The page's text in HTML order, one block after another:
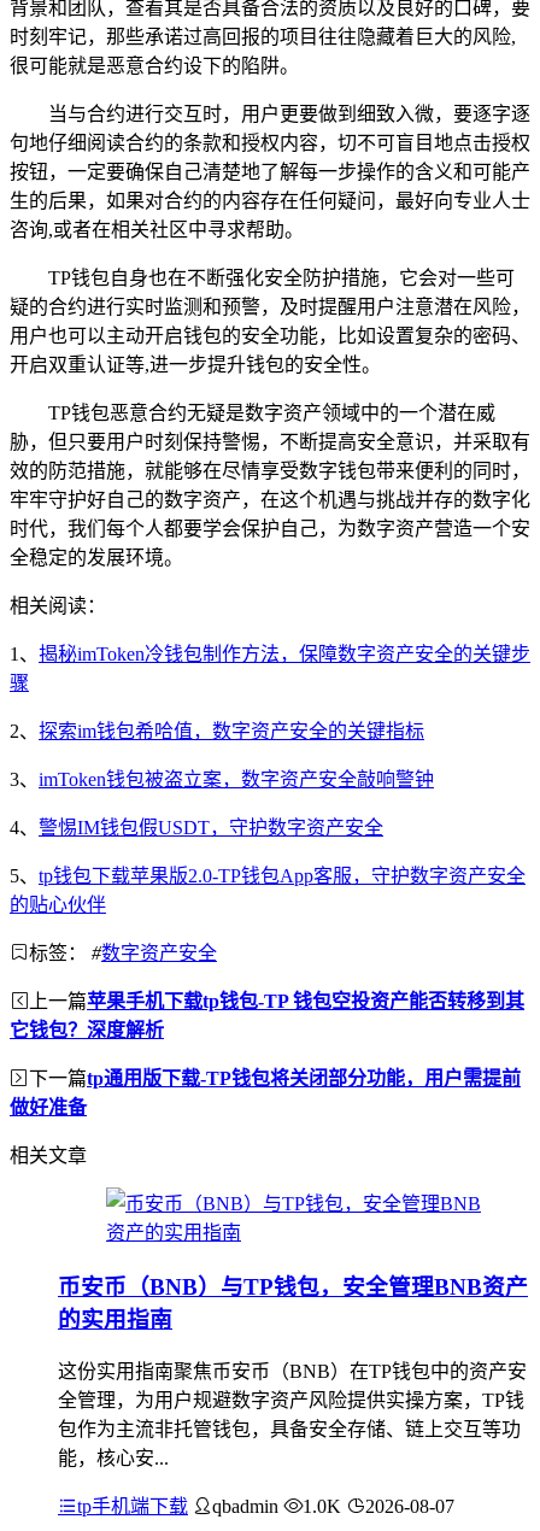
背景和团队，查看其是否具备合法的资质以及良好的口碑，要
时刻牢记，那些承诺过高回报的项目往往隐藏着巨大的风险,
很可能就是恶意合约设下的陷阱。
当与合约进行交互时，用户更要做到细致入微，要逐字逐
句地仔细阅读合约的条款和授权内容，切不可盲目地点击授权
按钮，一定要确保自己清楚地了解每一步操作的含义和可能产
生的后果，如果对合约的内容存在任何疑问，最好向专业人士
咨询,或者在相关社区中寻求帮助。
TP钱包自身也在不断强化安全防护措施，它会对一些可
疑的合约进行实时监测和预警，及时提醒用户注意潜在风险，
用户也可以主动开启钱包的安全功能，比如设置复杂的密码、
开启双重认证等,进一步提升钱包的安全性。
TP钱包恶意合约无疑是数字资产领域中的一个潜在威
胁，但只要用户时刻保持警惕，不断提高安全意识，并采取有
效的防范措施，就能够在尽情享受数字钱包带来便利的同时，
牢牢守护好自己的数字资产，在这个机遇与挑战并存的数字化
时代，我们每个人都要学会保护自己，为数字资产营造一个安
全稳定的发展环境。
相关阅读：
1、 揭秘imToken冷钱包制作方法，保障数字资产安全的关键步
骤
2、 探索im钱包希哈值，数字资产安全的关键指标
3、 imToken钱包被盗立案，数字资产安全敲响警钟
4、 警惕IM钱包假USDT，守护数字资产安全
5、 tp钱包下载苹果版2.0-TP钱包App客服，守护数字资产安全
的贴心伙伴
标签： #数字资产安全
上一篇苹果手机下载tp钱包-TP 钱包空投资产能否转移到其
它钱包？深度解析
下一篇tp通用版下载-TP钱包将关闭部分功能，用户需提前
做好准备
相关文章
币安币（BNB）与TP钱包，安全管理BNB资产
的实用指南
这份实用指南聚焦币安币（BNB）在TP钱包中的资产安
全管理，为用户规避数字资产风险提供实操方案，TP钱
包作为主流非托管钱包，具备安全存储、链上交互等功
能，核心安...
tp手机端下载 qbadmin 1.0K 2026-08-07